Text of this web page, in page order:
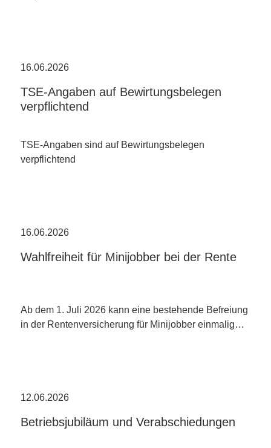
16.06.2026
TSE-Angaben auf Bewirtungsbelegen
verpflichtend
TSE-Angaben sind auf Bewirtungsbelegen
verpflichtend
16.06.2026
Wahlfreiheit für Minijobber bei der Rente
Ab dem 1. Juli 2026 kann eine bestehende Befreiung
in der Rentenversicherung für Minijobber einmalig…
12.06.2026
Betriebsjubiläum und Verabschiedungen